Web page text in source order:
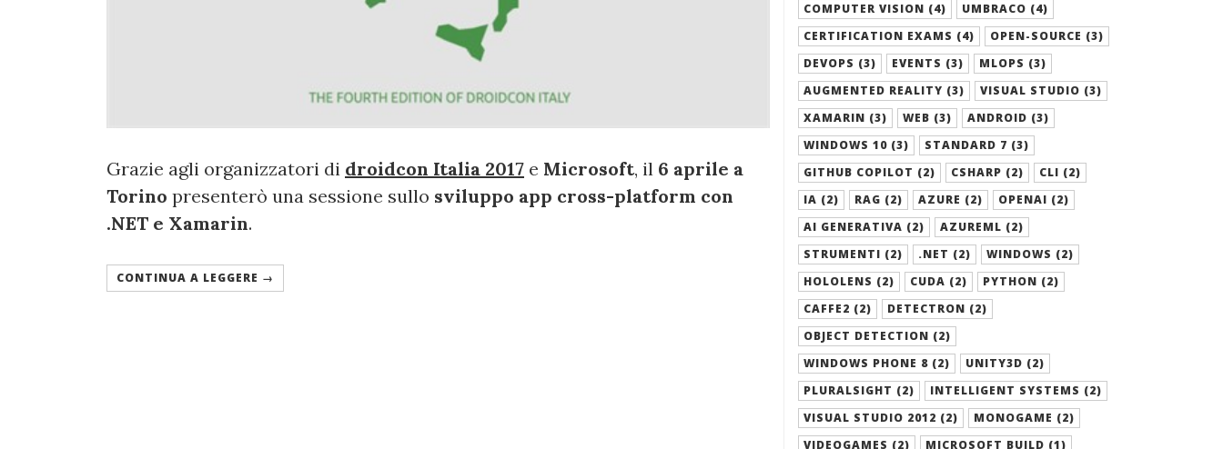
Grazie agli organizzatori di droidcon Italia 2017 e Microsoft, il 6 aprile a
Torino presenterò una sessione sullo sviluppo app cross-platform con
.NET e Xamarin.
CONTINUA A LEGGERE →
COMPUTER VISION (4)
UMBRACO (4)
CERTIFICATION EXAMS (4)
OPEN-SOURCE (3)
DEVOPS (3)
EVENTS (3)
MLOPS (3)
AUGMENTED REALITY (3)
VISUAL STUDIO (3)
XAMARIN (3)
WEB (3)
ANDROID (3)
WINDOWS 10 (3)
STANDARD 7 (3)
GITHUB COPILOT (2)
CSHARP (2)
CLI (2)
IA (2)
RAG (2) AZURE (2)
OPENAI (2)
AI GENERATIVA (2)
AZUREML (2)
STRUMENTI (2)
.NET (2)
WINDOWS (2)
HOLOLENS (2)
CUDA (2)
PYTHON (2)
CAFFE2 (2)
DETECTRON (2)
OBJECT DETECTION (2)
WINDOWS PHONE 8 (2)
UNITY3D (2)
PLURALSIGHT (2)
INTELLIGENT SYSTEMS (2)
VISUAL STUDIO 2012 (2)
MONOGAME (2)
VIDEOGAMES (2)
MICROSOFT BUILD (1)